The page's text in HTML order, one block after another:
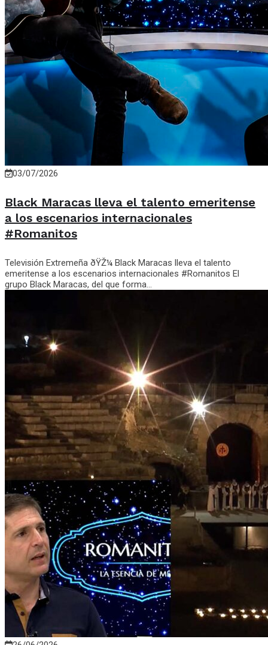
03/07/2026
Black Maracas lleva el talento emeritense
a los escenarios internacionales
#Romanitos
Televisión Extremeña ðŸŽ¼ Black Maracas lleva el talento
emeritense a los escenarios internacionales #Romanitos El
grupo Black Maracas, del que forma...